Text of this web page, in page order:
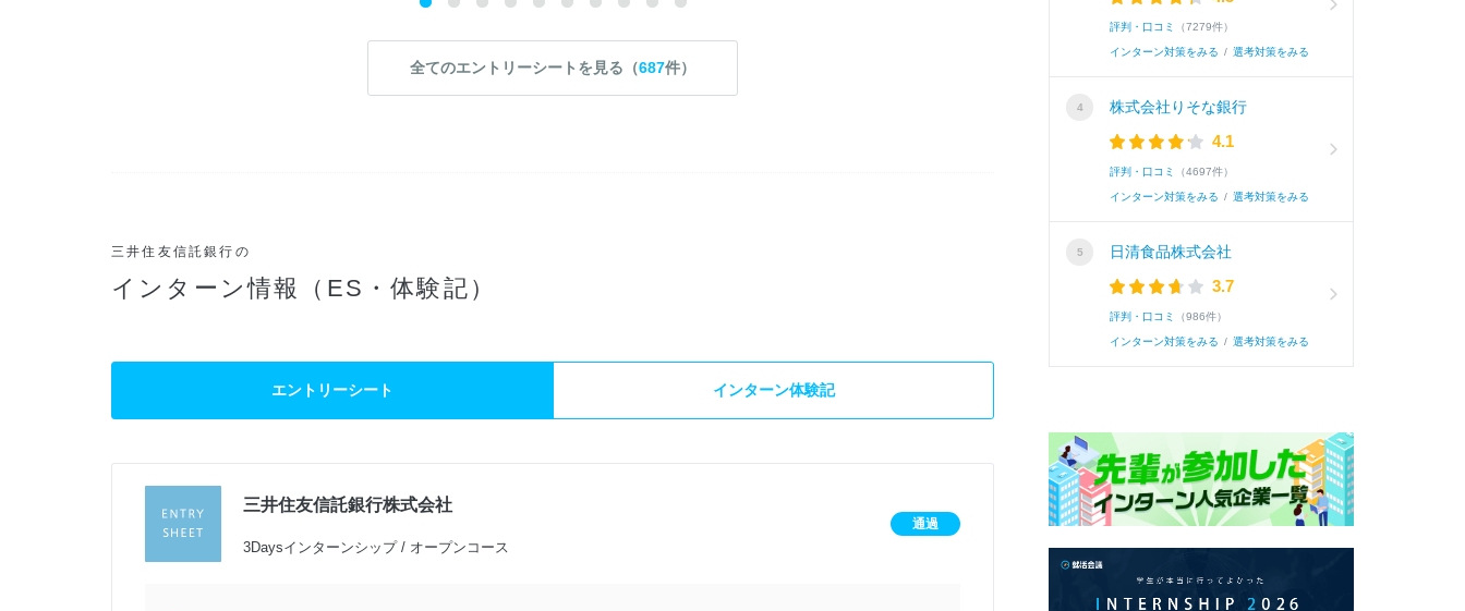
全てのエントリーシートを見る（687件）
三井住友信託銀行の
インターン情報（ES・体験記）
エントリーシート インターン体験記
三井住友信託銀行株式会社
3Daysインターンシップ / オープンコース
通過
三井住友信託銀行株式会社
5Daysインターンシップ / オープンコース
評判・口コミ （7279件）
インターン対策をみる / 選考対策をみる
株式会社りそな銀行
4.1
評判・口コミ （4697件）
インターン対策をみる / 選考対策をみる
日清食品株式会社
3.7
評判・口コミ （986件）
インターン対策をみる / 選考対策をみる